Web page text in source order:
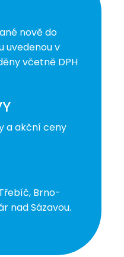
nově do
uvedenou v
včetně DPH
a akční ceny
Brno-
nad Sázavou.